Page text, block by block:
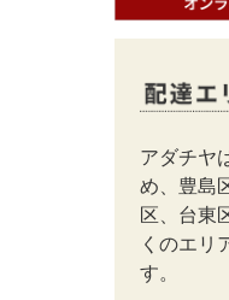
アダチヤ
め、豊島
区、台東
くのエリ
す。